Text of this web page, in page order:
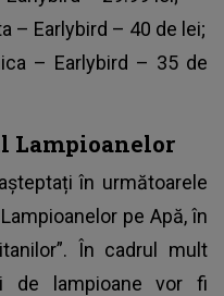
– Earlybird – 40 de lei;
– Earlybird – 35 de
Lampioanelor
în următoarele
pe Apă, în
În cadrul mult
de lampioane vor fi